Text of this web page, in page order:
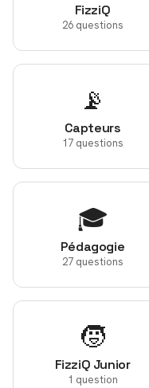
FizziQ
26 questions
📡
Capteurs
17 questions
🎓
Pédagogie
27 questions
🧒
FizziQ Junior
1 question